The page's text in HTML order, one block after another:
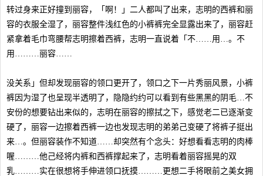
转过身来正好撞到丽容，「啊！」二人都叫了出来，志明的西裤和丽
容的衣服全湿了，丽容整件浅红色的小裤裤完全显露出来了，丽容赶
紧拿着毛巾弯腰帮志明擦着西裤，志明一直说着「不……用…。不
用………丽容……
没关系」但却发现丽容的领口更开了，领口之下一片秀丽风景，小裤
裤因为湿了也呈现半透明了，隐隐约约可以看到有些黑黑的阴毛…不
安份的想要钻出来似的，志明在丽容的擦拭之下，感觉老二已逐渐变
硬了，丽容一边擦着西裤一边也发现志明的弟弟己变硬了将裤子挺出
来…。但丽容装作不知道……却突然有个念头：好想看看志明的肉棒
喔………他己经将内裤和西裤撑起来了，志明看着丽容摇晃的双
乳………实在很想将手伸进领口抚摸………更想二手将眼前之美女拥